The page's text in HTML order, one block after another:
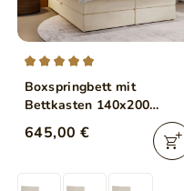
Boxspringbett mit
Bettkasten 140x200
Marbella Beige
645,00 €